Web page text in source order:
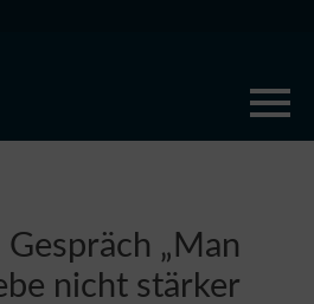
Gespräch „Man
nicht stärker